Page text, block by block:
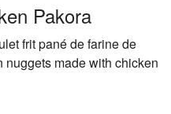
Pakora
frit pané de farine de
made with chicken